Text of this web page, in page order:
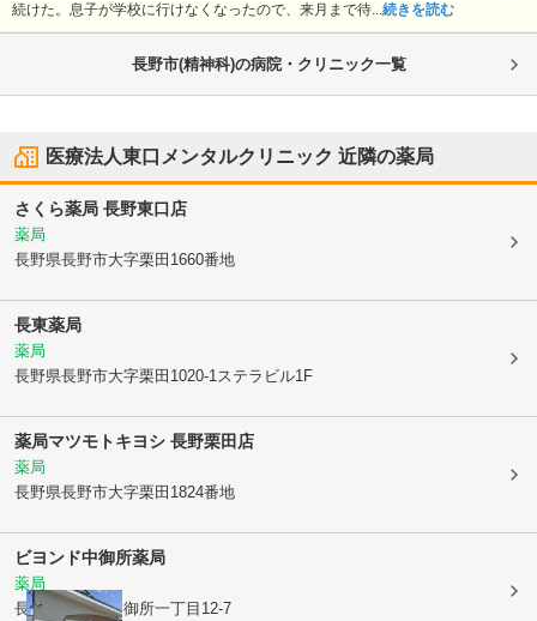
続けた。息子が学校に行けなくなったので、来月まで待...続きを読む
長野市(精神科)の病院・クリニック一覧
医療法人東口メンタルクリニック 近隣の薬局
さくら薬局 長野東口店
薬局
長野県長野市大字栗田1660番地
長東薬局
薬局
長野県長野市大字栗田1020-1ステラビル1F
薬局マツモトキヨシ 長野栗田店
薬局
長野県長野市大字栗田1824番地
ビヨンド中御所薬局
薬局
長野県長野市中御所一丁目12-7